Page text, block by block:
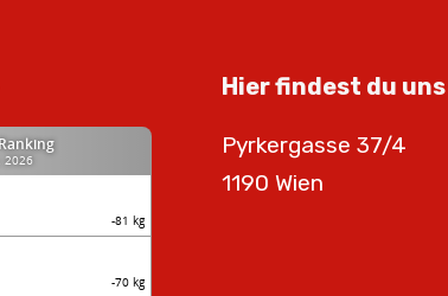
Hier findest du uns
Pyrkergasse 37/4
1190 Wien